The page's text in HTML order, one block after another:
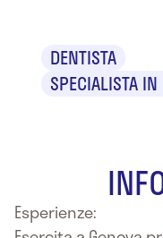
DENTISTA
SPECIALISTA
Esperienze: